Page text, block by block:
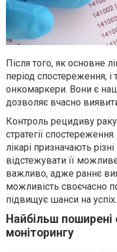
Після того, як основне
період спостереження,
онкомаркери. Вони є
дозволяє вчасно
Контроль рецидиву
стратегії
лікарі призначають
відстежувати її
важливо, адже раннє
можливість своєчасно
підвищує шанси на успіх.
Найбільш
моніторингу